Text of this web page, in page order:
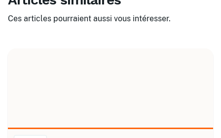
Ces articles pourraient aussi vous intéresser.